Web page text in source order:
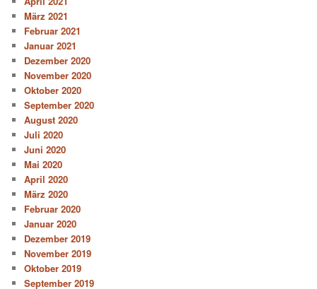
März 2021
Februar 2021
Januar 2021
Dezember 2020
November 2020
Oktober 2020
September 2020
August 2020
Juli 2020
Juni 2020
Mai 2020
April 2020
März 2020
Februar 2020
Januar 2020
Dezember 2019
November 2019
Oktober 2019
September 2019